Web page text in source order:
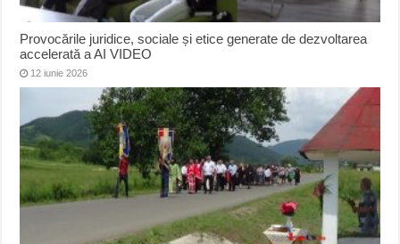
Provocările juridice, sociale și etice generate de dezvoltarea
accelerată a AI VIDEO
12 iunie 2026